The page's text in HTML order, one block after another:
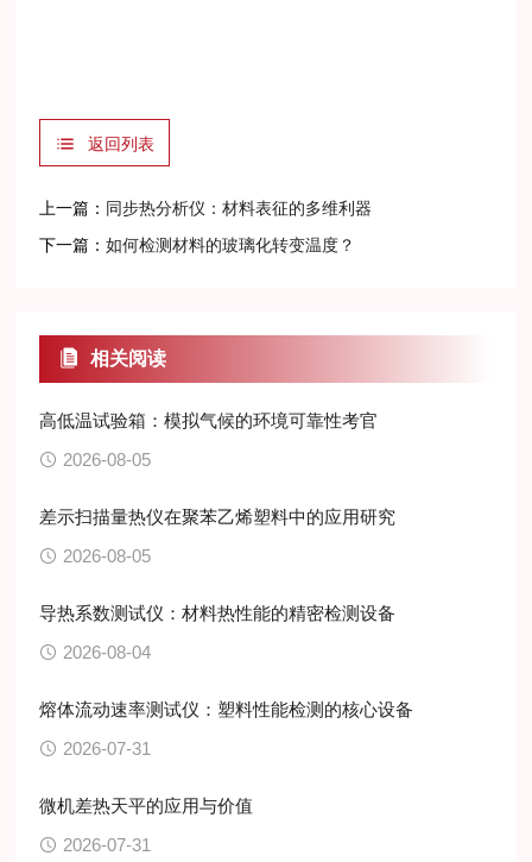
返回列表
上一篇： 同步热分析仪：材料表征的多维利器
下一篇：如何检测材料的玻璃化转变温度？
相关阅读
高低温试验箱：模拟气候的环境可靠性考官
2026-08-05
差示扫描量热仪在聚苯乙烯塑料中的应用研究
2026-08-05
导热系数测试仪：材料热性能的精密检测设备
2026-08-04
熔体流动速率测试仪：塑料性能检测的核心设备
2026-07-31
微机差热天平的应用与价值
2026-07-31